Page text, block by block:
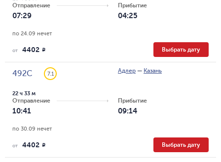
Отправление
07:29
Прибытие
04:25
по 24.09 нечет
от 4402 R Выбрать дату
492С 7.1 Адлер — Казань
Отправление
10:41
22 ч 33 м
Прибытие
09:14
по 30.09 нечет
от 4402 R Выбрать дату